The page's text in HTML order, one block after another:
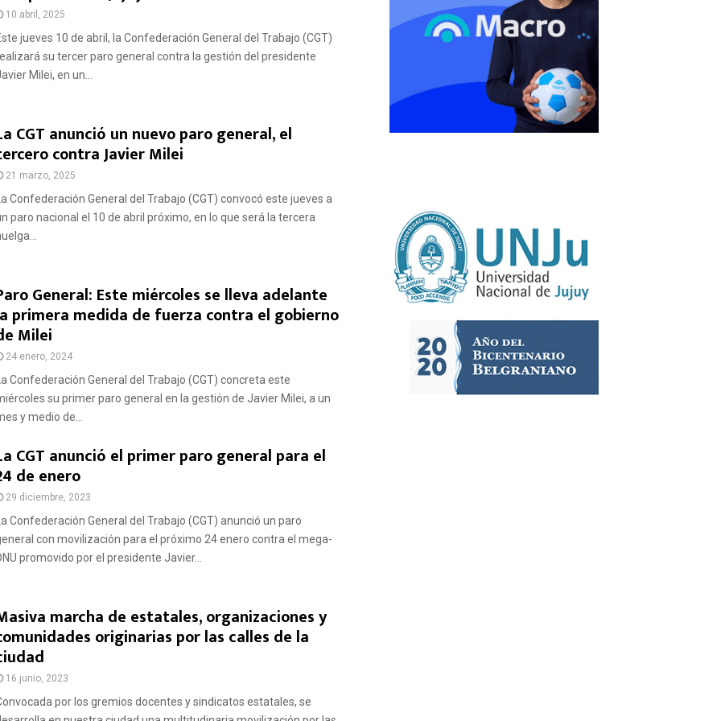
10 abril, 2025
jueves 10 de abril, la Confederación General del Trabajo (CGT)
su tercer paro general contra la gestión del presidente
Milei, en un...
CGT anunció un nuevo paro general, el
contra Javier Milei
21 marzo, 2025
Confederación General del Trabajo (CGT) convocó este jueves a
paro nacional el 10 de abril próximo, en lo que será la tercera
General: Este miércoles se lleva adelante
primera medida de fuerza contra el gobierno
Milei
24 enero, 2024
Confederación General del Trabajo (CGT) concreta este
su primer paro general en la gestión de Javier Milei, a un
y medio de...
CGT anunció el primer paro general para el
de enero
29 diciembre, 2023
Confederación General del Trabajo (CGT) anunció un paro
con movilización para el próximo 24 enero contra el mega-
promovido por el presidente Javier...
marcha de estatales, organizaciones y
originarias por las calles de la
16 junio, 2023
por los gremios docentes y sindicatos estatales, se